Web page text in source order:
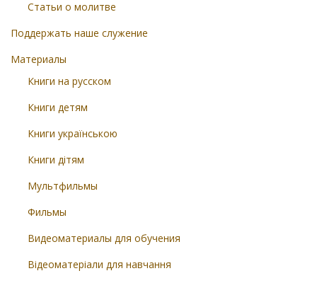
Статьи о молитве
Поддержать наше служение
Материалы
Книги на русском
Книги детям
Книги українською
Книги дітям
Мультфильмы
Фильмы
Видеоматериалы для обучения
Відеоматеріали для навчання